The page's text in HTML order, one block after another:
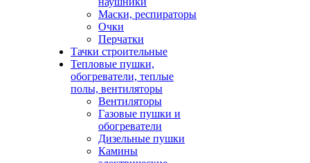
Маски, респираторы
Очки
Перчатки
Тачки строительные
Тепловые пушки,
обогреватели, теплые
полы, вентиляторы
Вентиляторы
Газовые пушки и
обогреватели
Дизельные пушки
Камины